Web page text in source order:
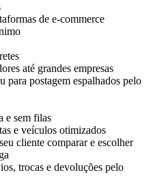
de e-commerce
até grandes empresas
para postagem espalhados pelo
e sem filas
e veículos otimizados
cliente comparar e escolher
trocas e devoluções pelo